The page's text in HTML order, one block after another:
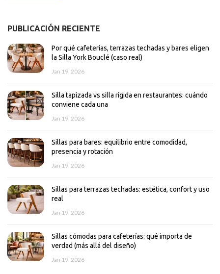
PUBLICACIÓN RECIENTE
Por qué cafeterías, terrazas techadas y bares eligen
la Silla York Bouclé (caso real)
Jan 19, 2026
Silla tapizada vs silla rígida en restaurantes: cuándo
conviene cada una
Jan 19, 2026
Sillas para bares: equilibrio entre comodidad,
presencia y rotación
Jan 19, 2026
Sillas para terrazas techadas: estética, confort y uso
real
Jan 19, 2026
Sillas cómodas para cafeterías: qué importa de
verdad (más allá del diseño)
Jan 19, 2026